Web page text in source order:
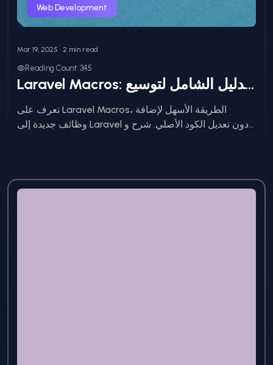
Web Development
Mar 19, 2025 • 2 min read
Reading Count: 345
Laravel Macros: الدليل الشامل لتوسيع Laravel بسهولة
تعرف على Laravel Macros، الطريقة الأسهل لإضافة
وظائف جديدة إلى Laravel دون تعديل الكود الأصلي. شرح و...